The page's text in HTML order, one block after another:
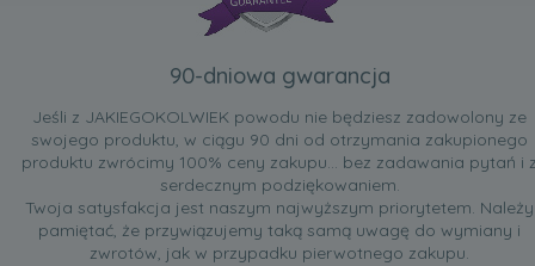
90-dniowa gwarancja
Jeśli z JAKIEGOKOLWIEK powodu nie będziesz zadowolony ze
swojego produktu, w ciągu 90 dni od otrzymania zakupionego
produktu zwrócimy 100% ceny zakupu... bez zadawania pytań i
serdecznym podziękowaniem.
Twoja satysfakcja jest naszym najwyższym priorytetem. Należy
pamiętać, że przywiązujemy taką samą uwagę do wymiany i
zwrotów, jak w przypadku pierwotnego zakupu.